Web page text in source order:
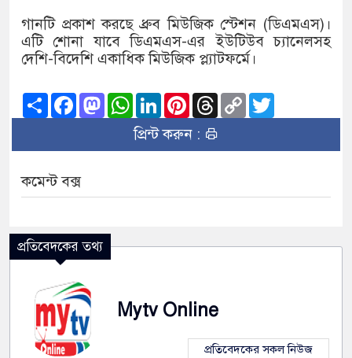
অবশেষে পদত্যাগ করলেন ভারতের
জামায়াত ফেরেশতাদের দল নয়,
গানটি প্রকাশ করছে ধ্রুব মিউজিক স্টেশন (ডিএমএস)।
এটি শোনা যাবে ডিএমএস-এর ইউটিউব চ্যানেলসহ
দেশি-বিদেশি একাধিক মিউজিক প্ল্যাটফর্মে।
ShareFacebook
Mastodon
WhatsApp
LinkedInPinterest
Threads
Copy
Link
প্রিন্ট করুন :
কমেন্ট বক্স
প্রতিবেদকের তথ্য
Mytv Online
প্রতিবেদকের সকল নিউজ